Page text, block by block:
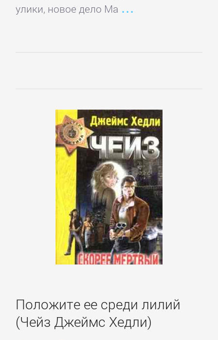
улики, новое дело Ма
Положите ее среди лилий
(Чейз Джеймс Хедли)
Зарубежные
приключения
Зарубежные
Современная
зарубежная
литература
Кинематограф,
театр